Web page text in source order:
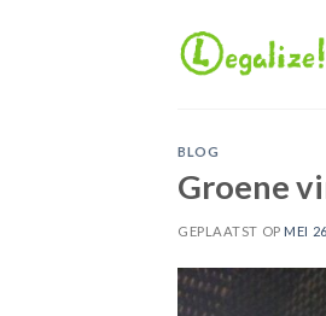
BLOG
Groene
GEPLAATST OP MEI